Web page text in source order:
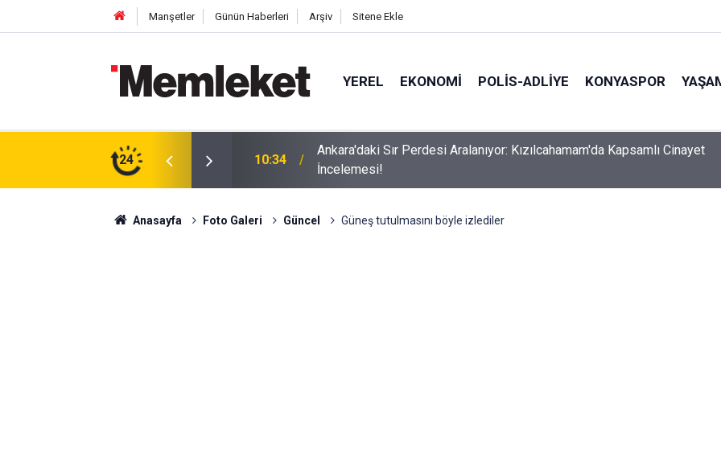
Manşetler Günün Haberleri Arşiv Sitene Ekle
YEREL EKONOMI POLİS-ADLİYE KONYASPOR
24
Kızılcahamam'da Kapsamlı Cinayet
10:28 Ankara'da Eylem: Alacaklarını İstiyorlar
Anasayfa Foto Galeri Güncel Güneş tutulmasını böyle izlediler